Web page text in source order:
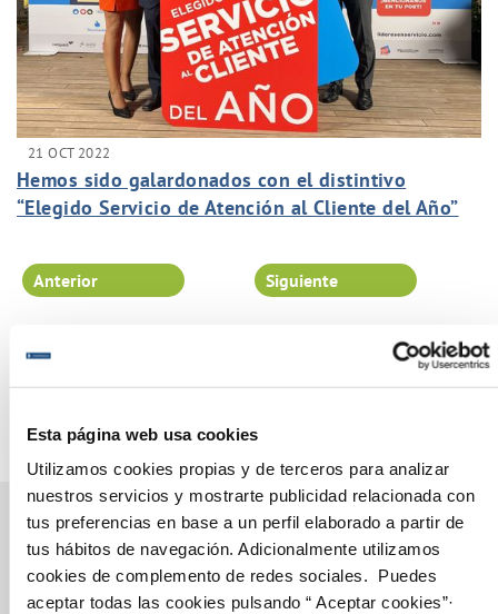
Esta página web usa cookies
Utilizamos cookies propias y de terceros para analizar
nuestros servicios y mostrarte publicidad relacionada con
tus preferencias en base a un perfil elaborado a partir de
tus hábitos de navegación. Adicionalmente utilizamos
cookies de complemento de redes sociales. Puedes
aceptar todas las cookies pulsando “ Aceptar cookies”·
21 OCT 2022
Hemos sido galardonados con el distintivo
“Elegido Servicio de Atención al Cliente del Año”
Página 22 de 102
Anterior Siguiente
Gestiones Online